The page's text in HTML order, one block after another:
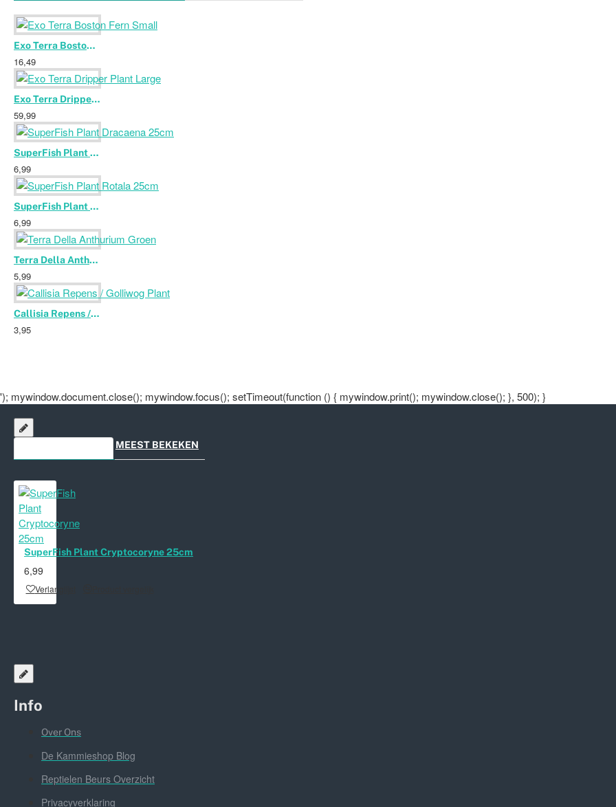
Exo Terra Boston Fern Small
16,49
Exo Terra Dripper Plant Large
59,99
SuperFish Plant Dracaena 25cm
6,99
SuperFish Plant Rotala 25cm
6,99
Terra Della Anthurium Groen
5,99
Callisia Repens / Golliwog Plant
3,95
'); mywindow.document.close(); mywindow.focus(); setTimeout(function () { mywindow.print(); mywindow.close(); }, 500); }
MEEST BEKEKEN
SuperFish Plant Cryptocoryne 25cm
6,99
Verlanglijst
Info
Over Ons
De Kammieshop Blog
Reptielen Beurs Overzicht
Privacyverklaring